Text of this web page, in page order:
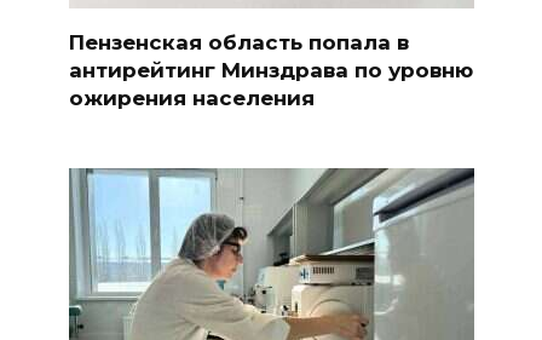
Пензенская область попала в
антирейтинг Минздрава по уровню
ожирения населения